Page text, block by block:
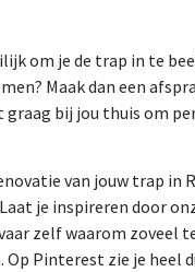
om je de trap in te
Maak dan een
bij jou thuis om
van jouw trap in
je inspireren door
zelf waarom zoveel
Op Pinterest zie je heel
Maak dan een
bij jou thuis om